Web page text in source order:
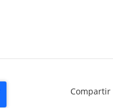
Compartir